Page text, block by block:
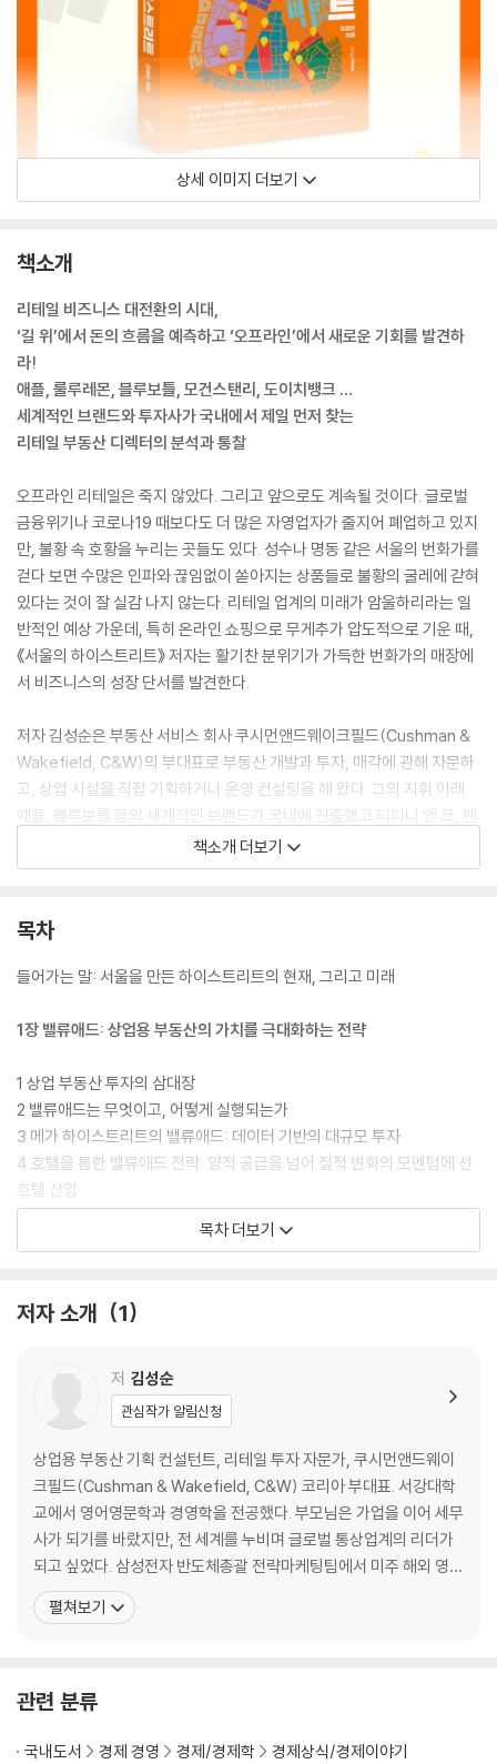
상세 이미지 더보기
책소개
리테일 비즈니스 대전환의 시대,
‘길 위’에서 돈의 흐름을 예측하고 ‘오프라인’에서 새로운 기회를 발견하
라!
애플, 룰루레몬, 블루보틀, 모건스탠리, 도이치뱅크 …
세계적인 브랜드와 투자사가 국내에서 제일 먼저 찾는
리테일 부동산 디렉터의 분석과 통찰
오프라인 리테일은 죽지 않았다. 그리고 앞으로도 계속될 것이다. 글로벌
금융위기나 코로나19 때보다도 더 많은 자영업자가 줄지어 폐업하고 있지
만, 불황 속 호황을 누리는 곳들도 있다. 성수나 명동 같은 서울의 번화가를
걷다 보면 수많은 인파와 끊임없이 쏟아지는 상품들로 불황의 굴레에 갇혀
있다는 것이 잘 실감 나지 않는다. 리테일 업계의 미래가 암울하리라는 일
반적인 예상 가운데, 특히 온라인 쇼핑으로 무게추가 압도적으로 기운 때,
《서울의 하이스트리트》 저자는 활기찬 분위기가 가득한 번화가의 매장에
서 비즈니스의 성장 단서를 발견한다.
저자 김성순은 부동산 서비스 회사 쿠시먼앤드웨이크필드(Cushman &
Wakefield, C&W)의 부대표로 부동산 개발과 투자, 매각에 관해 자문하
고, 상업 시설을 직접 기획하거나 운영 컨설팅을 해 왔다. 그의 지휘 아래
애플, 블루보틀 등의 세계적인 브랜드가 국내에 진출했고 티파니 앤 코, 펜
디 등의 럭셔리 브랜드와 자라, H&M 등의 SPA 브랜드가 플래그십을 열었
다. 브랜드만이 아니라 디타워, 파라다이스시티 등의 복합 상업 시설 또한
드의 흥망성쇠를 지켜봐 온 그는 전문 지식과 현장에서 쌓은 감각, 오랜 경
책소개 더보기
목차
들어가는 말: 서울을 만든 하이스트리트의 현재, 그리고 미래
1장 밸류애드: 상업용 부동산의 가치를 극대화하는 전략
1 상업 부동산 투자의 삼대장
2 밸류애드는 무엇이고, 어떻게 실행되는가
3 메가 하이스트리트의 밸류애드: 데이터 기반의 대규모 투자
4 호텔을 통한 밸류애드 전략: 양적 공급을 넘어 질적 변화의 모멘텀에 선
호텔 산업
5 네오 하이스트리트의 밸류애드: 문화 감수성 기반의 정보 창발
〉 기관 투자자와 개인 자산가 사이에서 균형 잡기_ 스타로드자산운용(주)
2장 앵커: 발길과 마음을 잇는 연결의 닻
1 변화하는 리테일과 앵커의 진화
2 메가 하이스트리트의 앵커: 글로벌 브랜드 플래그십에서 노점까지
3 네오 하이스트리트의 앵커: 신생 브랜드의 출사표
3장 파사드: 상권의 얼굴이 된 브랜드 전략의 집결체
1 리테일 패러다임 변화와 파사드의 부상
2 미디어가 된 파사드
3 메가 하이스트리트와 네오 하이스트리트의 파사드 전략
4 미래형 파사드
목차 더보기
저자 소개 1
저 김성순
관심작가 알림신청
상업용 부동산 기획 컨설턴트, 리테일 투자 자문가, 쿠시먼앤드웨이
크필드(Cushman & Wakefield, C&W) 코리아 부대표. 서강대학
교에서 영어영문학과 경영학을 전공했다. 부모님은 가업을 이어 세무
사가 되기를 바랐지만, 전 세계를 누비며 글로벌 통상업계의 리더가
되고 싶었다. 삼성전자 반도체총괄 전략마케팅팀에서 미주 해외 영업
담당으로 경력을 시작해, 삼일PwC회계법인에서 기관 투자자 및 대
기업 CRM(Customer Relationship Management) 컨설턴트로
펼쳐보기
관련 분류
국내도서 경제 경영 경제/경제학
경제상식/경제이야기